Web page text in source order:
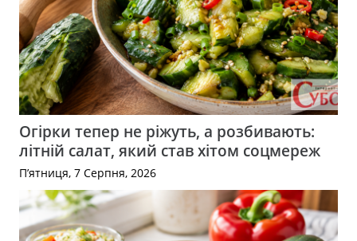
Огірки тепер не ріжуть, а розбивають:
літній салат, який став хітом соцмереж
П’ятниця, 7 Серпня, 2026